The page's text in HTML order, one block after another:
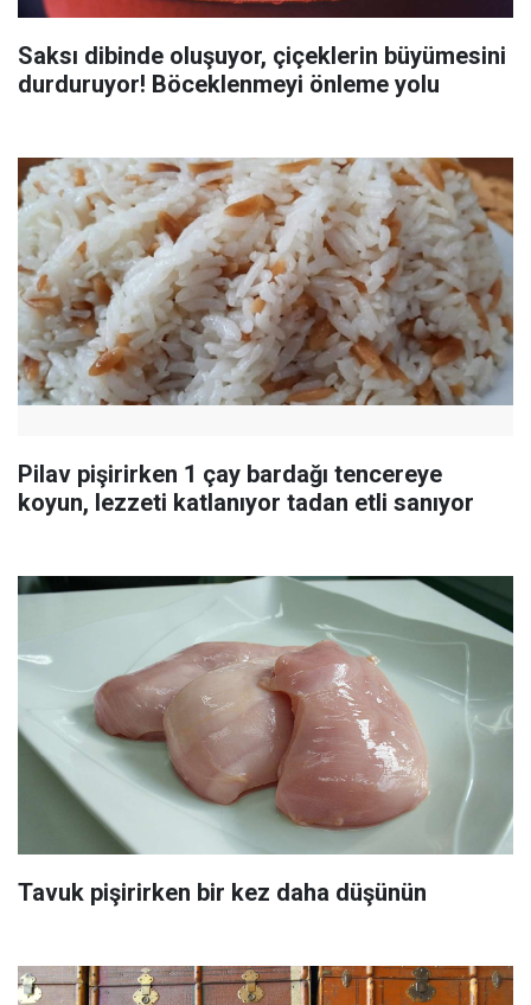
Saksı dibinde oluşuyor, çiçeklerin büyümesini
durduruyor! Böceklenmeyi önleme yolu
Pilav pişirirken 1 çay bardağı tencereye
koyun, lezzeti katlanıyor tadan etli sanıyor
Tavuk pişirirken bir kez daha düşünün